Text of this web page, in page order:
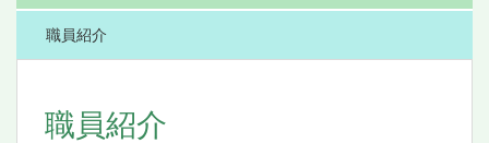
職員紹介
職員紹介